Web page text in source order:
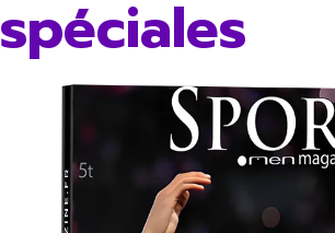
spéciales